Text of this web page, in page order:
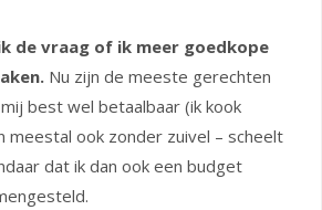
de vraag of ik meer goedkope
Nu zijn de meeste gerechten
best wel betaalbaar (ik kook
meestal ook zonder zuivel – scheelt
dat ik dan ook een budget